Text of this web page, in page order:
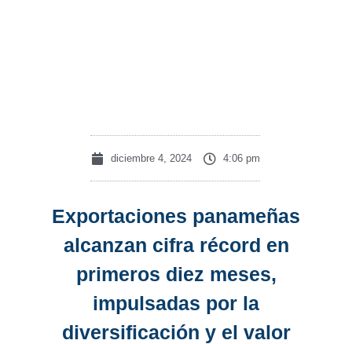
diciembre 4, 2024 4:06 pm
Exportaciones panameñas
alcanzan cifra récord en
primeros diez meses,
impulsadas por la
diversificación y el valor